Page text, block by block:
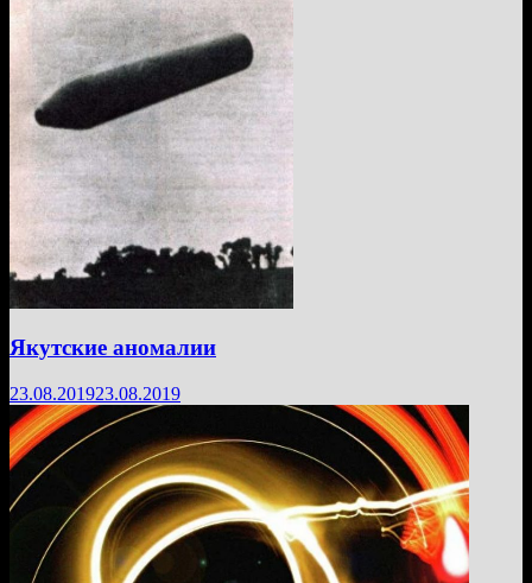
Якутские аномалии
23.08.201923.08.2019